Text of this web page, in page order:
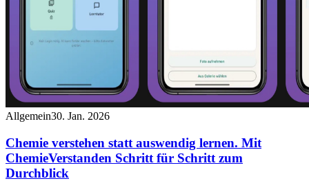
Allgemein30. Jan. 2026
Chemie verstehen statt auswendig lernen. Mit
ChemieVerstanden Schritt für Schritt zum
Durchblick